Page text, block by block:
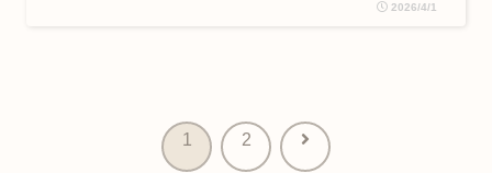
2026/4/1
1 2
次